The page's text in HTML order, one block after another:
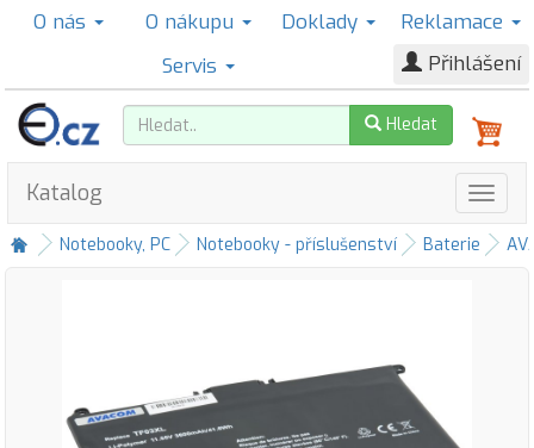
O nás O nákupu Doklady
Reklamace
Servis
Přihlášení
Hledat
Katalog
Notebooky, PC Notebooky - příslušenství Baterie